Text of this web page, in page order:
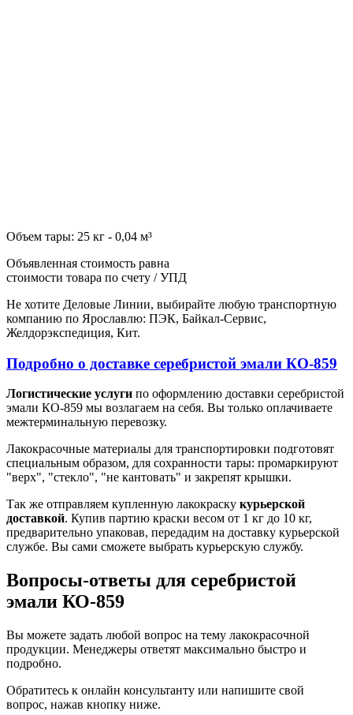
Объем тары: 25 кг - 0,04 м³
Объявленная стоимость равна
стоимости товара по счету / УПД
Не хотите Деловые Линии, выбирайте любую транспортную
компанию по Ярославлю: ПЭК, Байкал-Сервис,
Желдорэкспедиция, Кит.
Подробно о доставке серебристой эмали КО-859
Логистические услуги по оформлению доставки серебристой
эмали КО-859 мы возлагаем на себя. Вы только оплачиваете
межтерминальную перевозку.
Лакокрасочные материалы для транспортировки подготовят
специальным образом, для сохранности тары: промаркируют
"верх", "стекло", "не кантовать" и закрепят крышки.
Так же отправляем купленную лакокраску курьерской
доставкой. Купив партию краски весом от 1 кг до 10 кг,
предварительно упаковав, передадим на доставку курьерской
службе. Вы сами сможете выбрать курьерскую службу.
Вопросы-ответы для серебристой
эмали КО-859
Вы можете задать любой вопрос на тему лакокрасочной
продукции. Менеджеры ответят максимально быстро и
подробно.
Обратитесь к онлайн консультанту или напишите свой
вопрос, нажав кнопку ниже.